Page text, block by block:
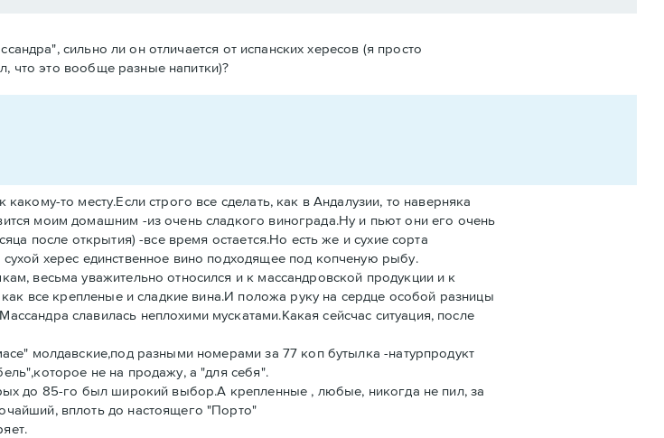
сильно ли он отличается от испанских хересов (я просто
что это вообще разные напитки)?
то месту.Если строго все сделать, как в Андалузии, то наверняка
моим домашним -из очень сладкого винограда.Ну и пьют они его очень
после открытия) -все время остается.Но есть же и сухие сорта
херес единственное вино подходящее под копченую рыбу.
весьма уважительно относился и к массандровской продукции и к
все крепленые и сладкие вина.И положа руку на сердце особой разницы
славилась неплохими мускатами.Какая сейсчас ситуация, после
молдавские,под разными номерами за 77 коп бутылка -натурпродукт
не на продажу, а "для себя".
до 85-го был широкий выбор.А крепленные , любые, никогда не пил, за
вплоть до настоящего "Порто"